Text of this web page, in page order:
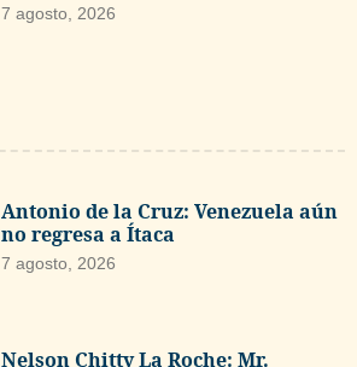
7 agosto, 2026
Antonio de la Cruz: Venezuela aún
no regresa a Ítaca
7 agosto, 2026
Nelson Chitty La Roche: Mr.